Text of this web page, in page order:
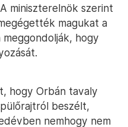
miniszterelnök szerint
magukat a
hogy
hogy Orbán tavaly
beszélt,
nemhogy nem